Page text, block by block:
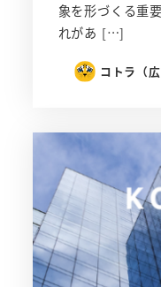
象を形づくる重
れがあ […]
コトラ（